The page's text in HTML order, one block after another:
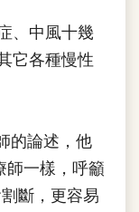
、中風十幾
它各種慢性
的論述，他
師一樣，呼籲
斷，更容易